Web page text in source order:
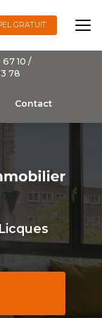
10 /
78
Contact
GRATUIT